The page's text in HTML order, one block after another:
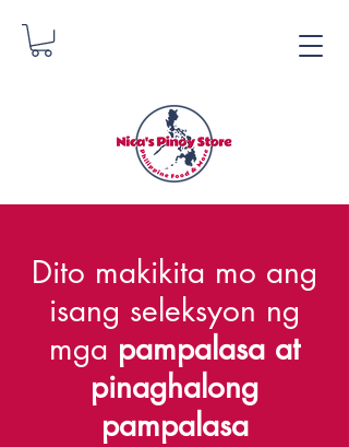
Tindahan ng Pinoy ni
Nica
Danica Zimmerman
Dito makikita mo ang
isang seleksyon ng
mga pampalasa at
pinaghalong
pampalasa